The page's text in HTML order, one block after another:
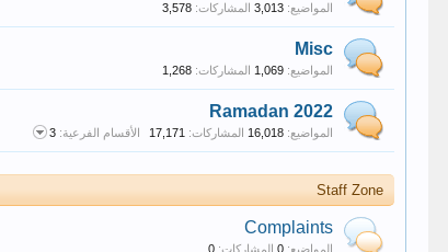
المواضيع: 3,013 المشاركات: 3,578
Misc
المواضيع: 1,069 المشاركات: 1,268
Ramadan 2022
المواضيع: 16,018 المشاركات: 17,171 الأقسام الفرعية: 3
Staff Zone
Complaints
المواضيع: 0 المشاركات: 0